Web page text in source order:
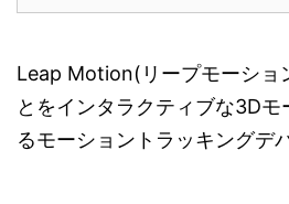
Leap Motion(リープモーショ
とをインタラクティブな3D
るモーショントラッキングデ